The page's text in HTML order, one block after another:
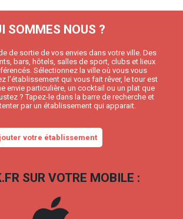
SOMMES NOUS ?
de sortie de vos envies dans votre ville. Des
bars, hôtels, salles de sport, clubs et lieux
Sélectionnez la ville où vous vous
l’établissement qui vous fait rêver, le tour est
envie particulière, un cocktail ou un plat que
? Tapez-le dans la barre de recherche et
par un établissement qui apparait.
votre établissement
SUR VOTRE MOBILE :